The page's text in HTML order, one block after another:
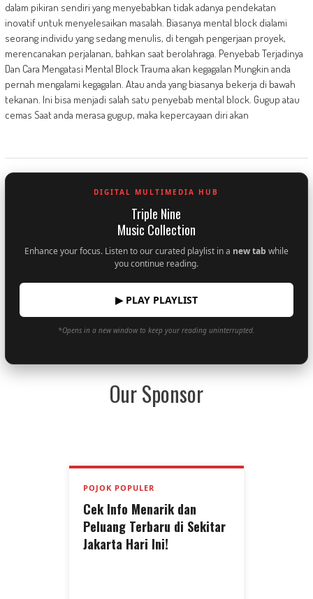
dalam pikiran sendiri yang menyebabkan tidak adanya pendekatan
inovatif untuk menyelesaikan masalah. Biasanya mental block dialami
seorang individu yang sedang menulis, di tengah pengerjaan proyek,
merencanakan perjalanan, bahkan saat berolahraga. Penyebab Terjadinya
Dan Cara Mengatasi Mental Block Trauma akan kegagalan Mungkin anda
pernah mengalami kegagalan. Atau anda yang biasanya bekerja di bawah
tekanan. Ini bisa menjadi salah satu penyebab mental block. Gugup atau
cemas Saat anda merasa gugup, maka kepercayaan diri akan
DIGITAL MULTIMEDIA HUB
Triple Nine
Music Collection
Enhance your focus. Listen to our curated playlist in a new tab while
you continue reading.
▶ PLAY PLAYLIST
*Opens in a new window to keep your reading uninterrupted.
Our Sponsor
POJOK POPULER
Cek Info Menarik dan
Peluang Terbaru di Sekitar
Jakarta Hari Ini!